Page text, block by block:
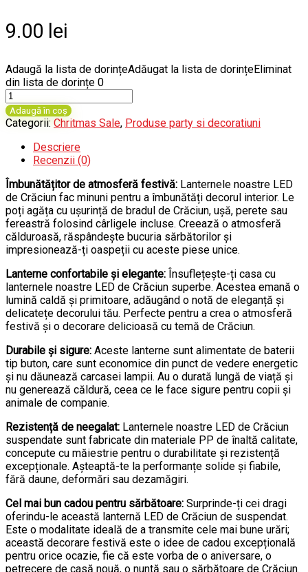
9.00 lei
Adaugă la lista de dorințeAdăugat la lista de dorințeEliminat
din lista de dorințe 0
Cantitate
Felinar
Led,
diverse
culori
Adaugă în coș
Categorii: Chritmas Sale, Produse party si decoratiuni
Descriere
Recenzii (0)
Îmbunătățitor de atmosferă festivă: Lanternele noastre LED
de Crăciun fac minuni pentru a îmbunătăți decorul interior. Le
poți agăța cu ușurință de bradul de Crăciun, ușă, perete sau
fereastră folosind cârligele incluse. Creează o atmosferă
călduroasă, răspândește bucuria sărbătorilor și
impresionează-ți oaspeții cu aceste piese unice.
Lanterne confortabile și elegante: Însuflețește-ți casa cu
lanternele noastre LED de Crăciun superbe. Acestea emană o
lumină caldă și primitoare, adăugând o notă de eleganță și
delicatețe decorului tău. Perfecte pentru a crea o atmosferă
festivă și o decorare delicioasă cu temă de Crăciun.
Durabile și sigure: Aceste lanterne sunt alimentate de baterii
tip buton, care sunt economice din punct de vedere energetic
și nu dăunează carcasei lampii. Au o durată lungă de viață și
nu generează căldură, ceea ce le face sigure pentru copii și
animale de companie.
Rezistență de neegalat: Lanternele noastre LED de Crăciun
suspendate sunt fabricate din materiale PP de înaltă calitate,
concepute cu măiestrie pentru o durabilitate și rezistență
excepționale. Așteaptă-te la performanțe solide și fiabile,
fără daune, deformări sau dezamăgiri.
Cel mai bun cadou pentru sărbătoare: Surprinde-ți cei dragi
oferindu-le această lanternă LED de Crăciun de suspendat.
Este o modalitate ideală de a transmite cele mai bune urări;
această decorare festivă este o idee de cadou excepțională
pentru orice ocazie, fie că este vorba de o aniversare, o
petrecere de casă nouă, o nuntă sau o sărbătoare de Crăciun.